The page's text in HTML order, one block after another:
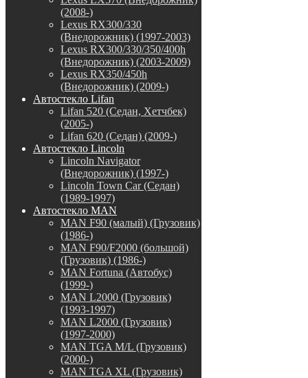
(2008-)
Lexus RX300/330
(Внедорожник) (1997-2003)
Lexus RX300/330/350/400h
(Внедорожник) (2003-2009)
Lexus RX350/450h
(Внедорожник) (2009-)
Автостекло Lifan
Lifan 520 (Седан, Хетчбек)
(2005-)
Lifan 620 (Седан) (2009-)
Автостекло Lincoln
Lincoln Navigator
(Внедорожник) (1997-)
Lincoln Town Car (Седан)
(1989-1997)
Автостекло MAN
MAN F90 (малый) (Грузовик)
(1986-)
MAN F90/F2000 (большой)
(Грузовик) (1986-)
MAN Fortuna (Автобус)
(1999-)
MAN L2000 (Грузовик)
(1993-1997)
MAN L2000 (Грузовик)
(1997-2000)
MAN TGA M/L (Грузовик)
(2000-)
MAN TGA XL (Грузовик)